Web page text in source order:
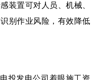
装置可对人员、机械、
别作业风险，有效降低
投发电公司着眼施工资